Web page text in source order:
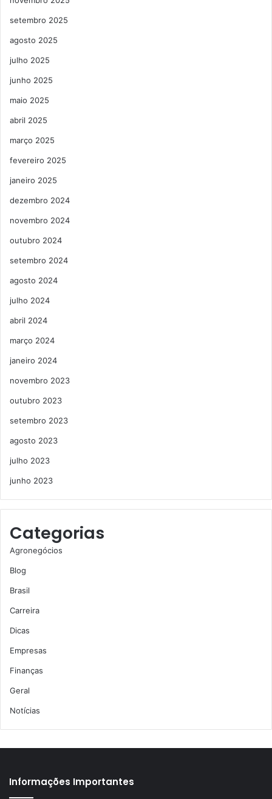
setembro 2025
agosto 2025
julho 2025
junho 2025
maio 2025
abril 2025
março 2025
fevereiro 2025
janeiro 2025
dezembro 2024
novembro 2024
outubro 2024
setembro 2024
agosto 2024
julho 2024
abril 2024
março 2024
janeiro 2024
novembro 2023
outubro 2023
setembro 2023
agosto 2023
julho 2023
junho 2023
Categorias
Agronegócios
Blog
Brasil
Carreira
Dicas
Empresas
Finanças
Geral
Notícias
Informações Importantes